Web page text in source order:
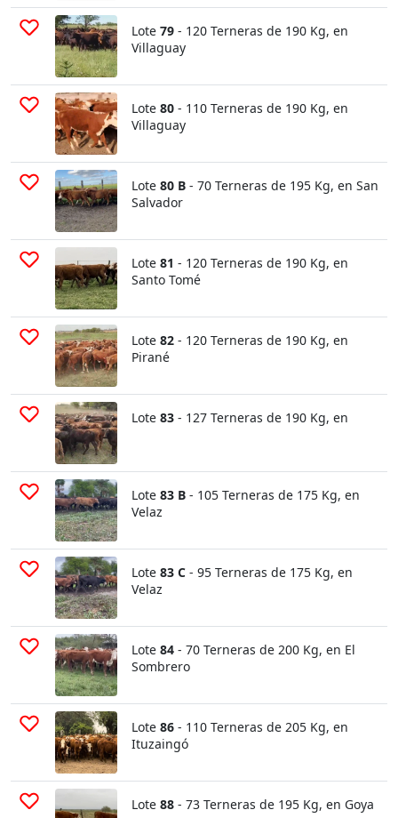
Lote 79 - 120 Terneras de 190 Kg, en
Villaguay
Lote 80 - 110 Terneras de 190 Kg, en
Villaguay
Lote 80 B - 70 Terneras de 195 Kg, en San
Salvador
Lote 81 - 120 Terneras de 190 Kg, en
Santo Tomé
Lote 82 - 120 Terneras de 190 Kg, en
Pirané
Lote 83 - 127 Terneras de 190 Kg, en
Lote 83 B - 105 Terneras de 175 Kg, en
Velaz
Lote 83 C - 95 Terneras de 175 Kg, en
Velaz
Lote 84 - 70 Terneras de 200 Kg, en El
Sombrero
Lote 86 - 110 Terneras de 205 Kg, en
Ituzaingó
Lote 88 - 73 Terneras de 195 Kg, en Goya